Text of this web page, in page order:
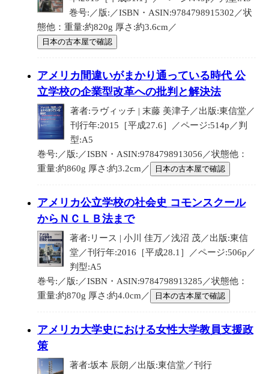
巻号:／版:／ISBN・ASIN:9784798915302／状
態他：重量:約820g 厚さ:約3.6cm／
日本の古本屋で確認
アメリカ間違いがまかり通っている時代 公
立学校の企業型改革への批判と解決法
著者:ラヴィッチ | 末藤 美津子／出版:東信堂／
刊行年:2015［平成27.6］／ページ:514p／判
型:A5
巻号:／版:／ISBN・ASIN:9784798913056／状態他：
重量:約860g 厚さ:約3.2cm／
日本の古本屋で確認
アメリカ公立学校の社会史 コモンスクール
からＮＣＬＢ法まで
著者:リース | 小川 佳万／浅沼 茂／出版:東信
堂／刊行年:2016［平成28.1］／ページ:506p／
判型:A5
巻号:／版:／ISBN・ASIN:9784798913285／状態他：
重量:約870g 厚さ:約4.0cm／
日本の古本屋で確認
アメリカ大学史における女性大学教員支援政
策
著者:坂本 辰朗／出版:東信堂／刊行